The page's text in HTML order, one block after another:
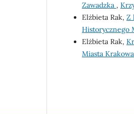
Zawadzka ,
Elżbieta Rak, Z
Historycznego
Elżbieta Rak,
Miasta